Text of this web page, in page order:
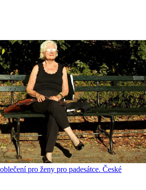
pro ženy pro padesátce. České